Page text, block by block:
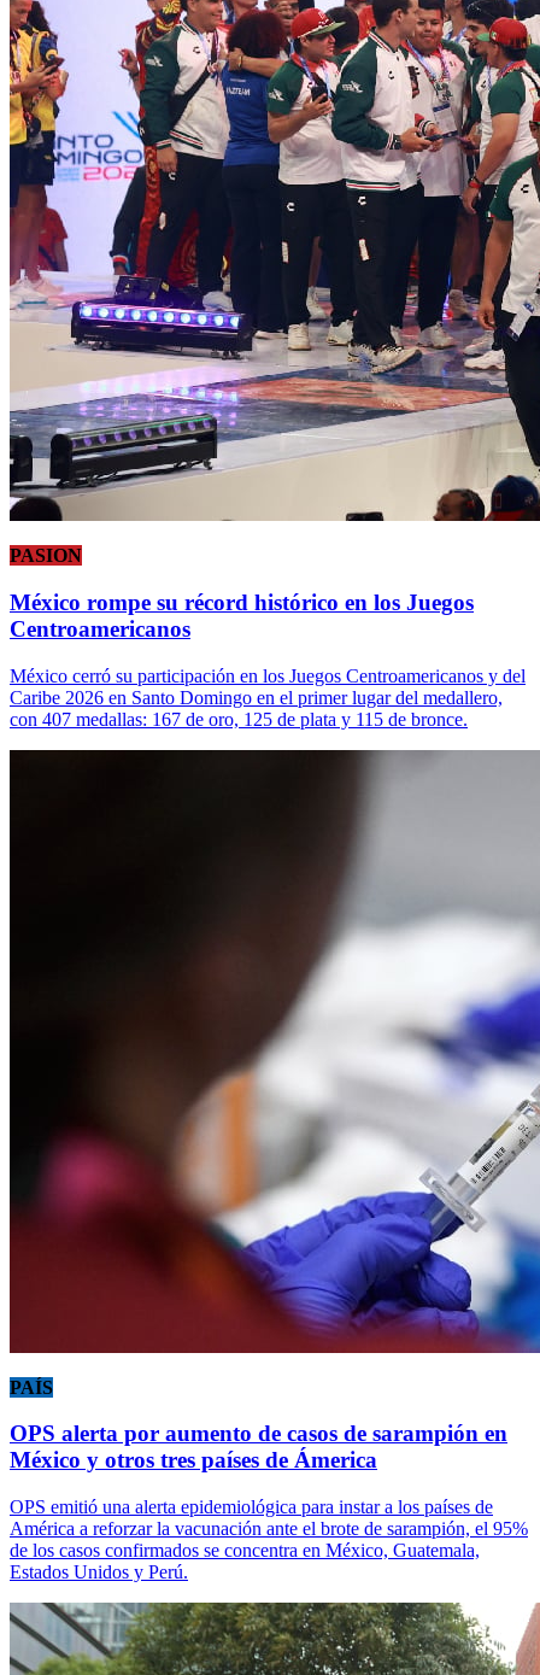
PASION
México rompe su récord histórico en los Juegos
Centroamericanos
México cerró su participación en los Juegos Centroamericanos y del
Caribe 2026 en Santo Domingo en el primer lugar del medallero,
con 407 medallas: 167 de oro, 125 de plata y 115 de bronce.
PAÍS
OPS alerta por aumento de casos de sarampión en
México y otros tres países de Ámerica
OPS emitió una alerta epidemiológica para instar a los países de
América a reforzar la vacunación ante el brote de sarampión, el 95%
de los casos confirmados se concentra en México, Guatemala,
Estados Unidos y Perú.